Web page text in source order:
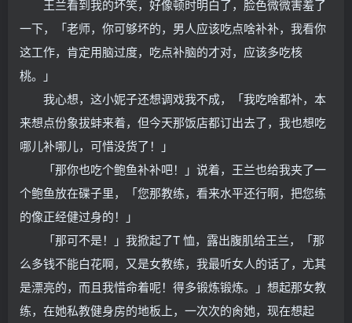
王兰看到我的坏笑，好像顿时明白了，脸色微微害羞了
一下，「老师，你可够坏的，男人应该吃点啥补补，我看你
这工作，肯定用脑过度，吃点补脑的才对，应该多吃核
桃。」
我心想，这小妮子还想调戏我不成，「我吃啥都补，本
来想点份象拔蚌来着，但今天那饭店都订出去了，我也想吃
哪儿补哪儿，可惜没货了！」
「那你也吃个鲍鱼补补吧！」说着，王兰也给我夹了一
个鲍鱼放在碟子里，「您那教练，看来水平还行啊，把您练
的像正经健过身的！」
「那可不是！」我掀起了T 恤，露出腹肌给王兰，「那
么多钱不能白花啊，又是女教练，我最听女人的话了，尤其
是漂亮的，而且我惜命着呢！得多锻炼锻炼。」想起那女教
练，在她私教健身房的地板上，一次次的肏她，现在想起